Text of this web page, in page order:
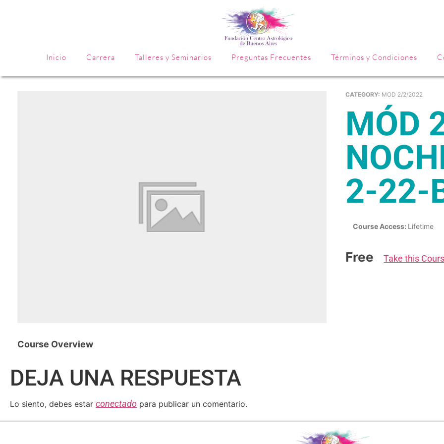
Inicio Carrera Talleres y Seminarios Preguntas Frecuentes Términos y Condiciones
CATEGORY: MOD 2/2/2022
MÓD 2 – TURNO
2-22-
Course Access: Lifetime
Free Take this
Course Overview
DEJA UNA RESPUESTA
Lo siento, debes estar conectado para publicar un comentario.